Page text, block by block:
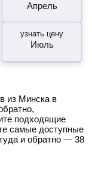
Апрель
узнать цену
Июль
из Минска в
подходящие
самые доступные
и обратно — 38